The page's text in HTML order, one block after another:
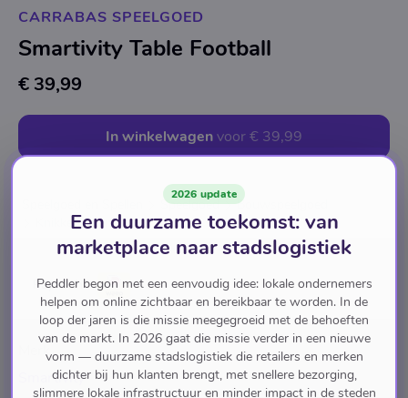
CARRABAS SPEELGOED
Smartivity Table Football
€ 39,99
In winkelwagenvoor€ 39,99
Speelgoed
Bouwspeelgoed
Knikkerbanen
Pay with
Merk
Smartivity
2026 update
Een duurzame toekomst: van
marketplace naar stadslogistiek
Peddler begon met een eenvoudig idee: lokale ondernemers
helpen om online zichtbaar en bereikbaar te worden. In de
loop der jaren is die missie meegegroeid met de behoeften
van de markt. In 2026 gaat die missie verder in een nieuwe
vorm — duurzame stadslogistiek die retailers en merken
dichter bij hun klanten brengt, met snellere bezorging,
slimmere lokale infrastructuur en minder impact in de steden